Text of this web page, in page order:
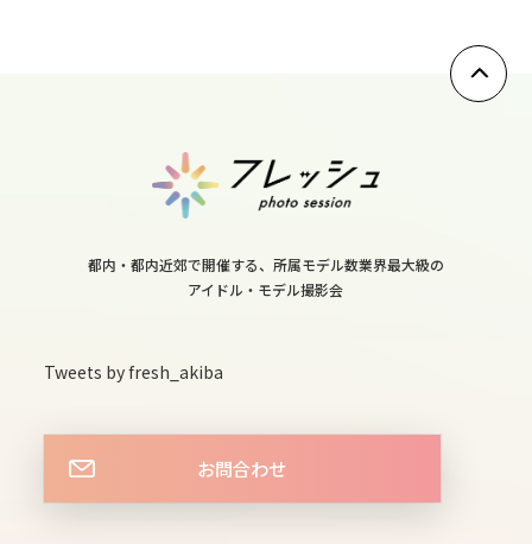
15
16
thu
17
fri
18
都内・都内近郊で開催する、所属モデル数業界最大級の
アイドル・モデル撮影会
Tweets by fresh_akiba
お問合わせ